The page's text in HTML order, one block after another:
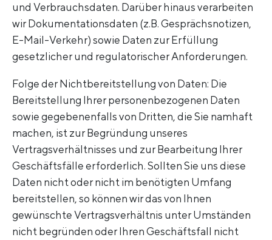
und Verbrauchsdaten. Darüber hinaus verarbeiten
wir Dokumentationsdaten (z.B. Gesprächsnotizen,
E-Mail-Verkehr) sowie Daten zur Erfüllung
gesetzlicher und regulatorischer Anforderungen.
Folge der Nichtbereitstellung von Daten: Die
Bereitstellung Ihrer personenbezogenen Daten
sowie gegebenenfalls von Dritten, die Sie namhaft
machen, ist zur Begründung unseres
Vertragsverhältnisses und zur Bearbeitung Ihrer
Geschäftsfälle erforderlich. Sollten Sie uns diese
Daten nicht oder nicht im benötigten Umfang
bereitstellen, so können wir das von Ihnen
gewünschte Vertragsverhältnis unter Umständen
nicht begründen oder Ihren Geschäftsfall nicht